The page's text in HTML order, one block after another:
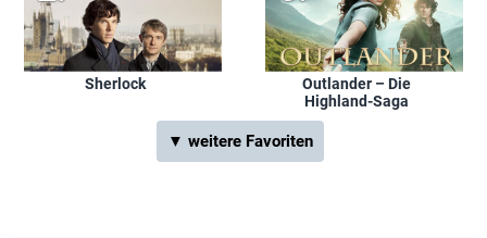
Sherlock
Outlander – Die
Highland-Saga
▼ weitere Favoriten